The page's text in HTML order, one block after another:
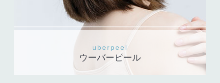
uberpeel
ウーバーピール